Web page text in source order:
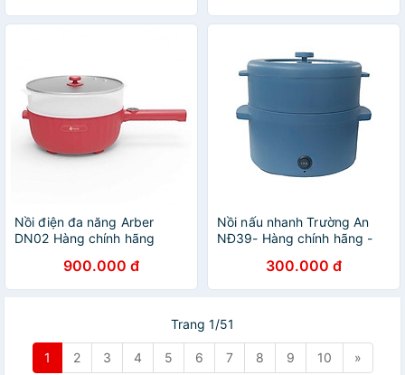
Nồi điện đa năng Arber
DN02 Hàng chính hãng
900.000 đ
Nồi nấu nhanh Trường An
NĐ39- Hàng chính hãng -
300.000 đ
Trang 1/51
1 2 3 4 5 6 7 8 9 10 »